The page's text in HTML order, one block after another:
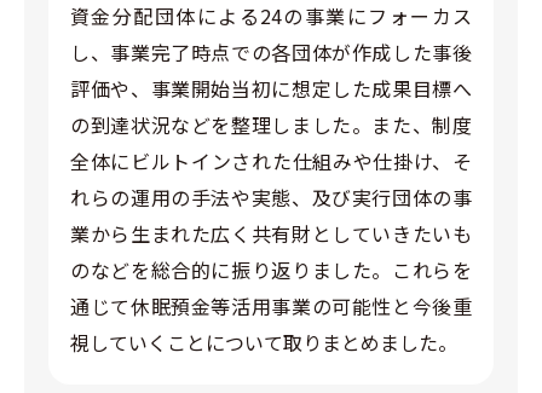
資金分配団体による24の事業にフォーカス
し、事業完了時点での各団体が作成した事後
評価や、事業開始当初に想定した成果目標へ
の到達状況などを整理しました。また、制度
全体にビルトインされた仕組みや仕掛け、そ
れらの運用の手法や実態、及び実行団体の事
業から生まれた広く共有財としていきたいも
のなどを総合的に振り返りました。これらを
通じて休眠預金等活用事業の可能性と今後重
視していくことについて取りまとめました。